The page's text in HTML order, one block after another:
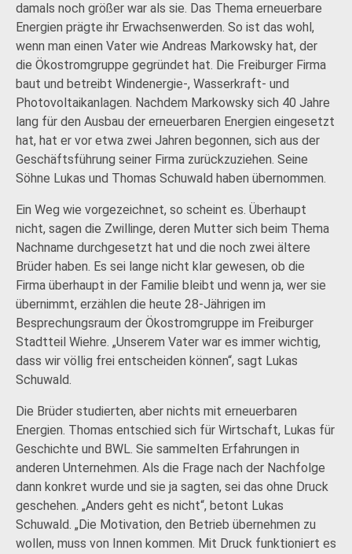
damals noch größer war als sie. Das Thema erneuerbare
Energien prägte ihr Erwachsenwerden. So ist das wohl,
wenn man einen Vater wie Andreas Markowsky hat, der
die Ökostromgruppe gegründet hat. Die Freiburger Firma
baut und betreibt Windenergie-, Wasserkraft- und
Photovoltaikanlagen. Nachdem Markowsky sich 40 Jahre
lang für den Ausbau der erneuerbaren Energien eingesetzt
hat, hat er vor etwa zwei Jahren begonnen, sich aus der
Geschäftsführung seiner Firma zurückzuziehen. Seine
Söhne Lukas und Thomas Schuwald haben übernommen.
Ein Weg wie vorgezeichnet, so scheint es. Überhaupt
nicht, sagen die Zwillinge, deren Mutter sich beim Thema
Nachname durchgesetzt hat und die noch zwei ältere
Brüder haben. Es sei lange nicht klar gewesen, ob die
Firma überhaupt in der Familie bleibt und wenn ja, wer sie
übernimmt, erzählen die heute 28-Jährigen im
Besprechungsraum der Ökostromgruppe im Freiburger
Stadtteil Wiehre. „Unserem Vater war es immer wichtig,
dass wir völlig frei entscheiden können“, sagt Lukas
Schuwald.
Die Brüder studierten, aber nichts mit erneuerbaren
Energien. Thomas entschied sich für Wirtschaft, Lukas für
Geschichte und BWL. Sie sammelten Erfahrungen in
anderen Unternehmen. Als die Frage nach der Nachfolge
dann konkret wurde und sie ja sagten, sei das ohne Druck
geschehen. „Anders geht es nicht“, betont Lukas
Schuwald. „Die Motivation, den Betrieb übernehmen zu
wollen, muss von Innen kommen. Mit Druck funktioniert es